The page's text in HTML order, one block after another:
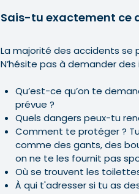
Sais-tu exactement ce
La majorité des accidents se
N’hésite pas à demander
Qu’est-ce qu’on te
prévue ?
Quels dangers peux-tu
Comment te protéger ?
comme des gants, des
on ne te les fournit pas
Où se trouvent les
À qui t'adresser si tu as